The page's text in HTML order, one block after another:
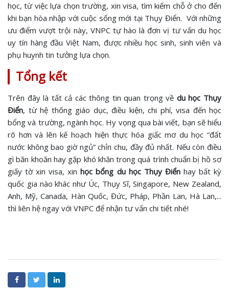
học, từ việc lựa chọn trường, xin visa, tìm kiếm chỗ ở cho đến
khi bạn hòa nhập với cuộc sống mới tại Thụy Điển. Với những
ưu điểm vượt trội này, VNPC tự hào là đơn vị tư vấn du học
uy tín hàng đầu Việt Nam, được nhiều học sinh, sinh viên và
phụ huynh tin tưởng lựa chọn.
Tổng kết
Trên đây là tất cả các thông tin quan trọng về du học Thụy
Điển, từ hệ thống giáo dục, điều kiện, chi phí, visa đến học
bổng và trường, ngành học. Hy vọng qua bài viết, bạn sẽ hiểu
rõ hơn và lên kế hoạch hiện thực hóa giấc mơ du học “đất
nước không bao giờ ngủ” chỉn chu, đầy đủ nhất. Nếu còn điều
gì băn khoăn hay gặp khó khăn trong quá trình chuẩn bị hồ sơ
giấy tờ xin visa, xinhọc bổng du học Thụy Điểnhay bất kỳ
quốc gia nào khác như Úc, Thụy Sĩ, Singapore, New Zealand,
Anh, Mỹ, Canada, Hàn Quốc, Đức, Pháp, Phần Lan, Hà Lan,...
thì liên hệ ngay với VNPC để nhận tư vấn chi tiết nhé!